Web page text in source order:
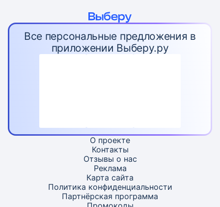
Все персональные предложения в
приложении Выберу.ру
О проекте
Контакты
Отзывы о нас
Реклама
Карта сайта
Политика конфиденциальности
Партнёрская программа